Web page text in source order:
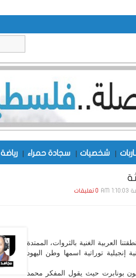
| شخصيات | سجادة حمراء | رياضة
0 تعليقات
العربية الغنية بالثروات، الممتدة
إنجيلية توراتية اسمها وطن اليهود
بونابرت حيث يقول المفكر محمد